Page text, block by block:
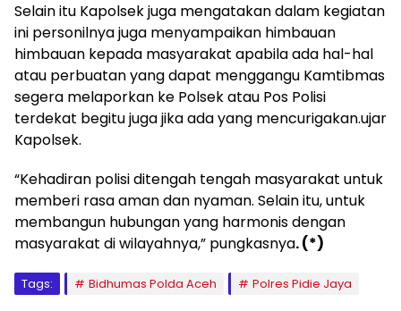
Selain itu Kapolsek juga mengatakan dalam kegiatan
ini personilnya juga menyampaikan himbauan
himbauan kepada masyarakat apabila ada hal-hal
atau perbuatan yang dapat menggangu Kamtibmas
segera melaporkan ke Polsek atau Pos Polisi
terdekat begitu juga jika ada yang mencurigakan.ujar
Kapolsek.
“Kehadiran polisi ditengah tengah masyarakat untuk
memberi rasa aman dan nyaman. Selain itu, untuk
membangun hubungan yang harmonis dengan
masyarakat di wilayahnya,” pungkasnya. (*)
Tags: Bidhumas Polda Aceh Polres Pidie Jaya